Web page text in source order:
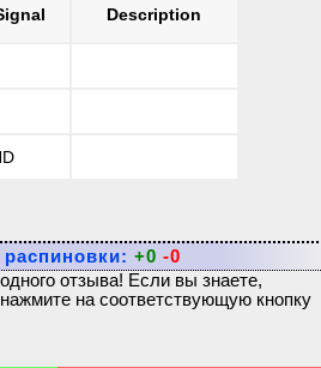
Description
распиновки: +0 -0
отзыва! Если вы знаете,
на соответствующую кнопку